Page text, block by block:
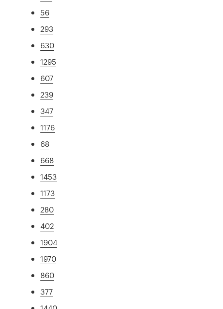
56
293
630
1295
607
239
347
1176
68
668
1453
1173
280
402
1904
1970
860
377